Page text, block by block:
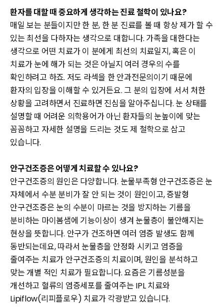
환자를 대할 때 중요하게 생각하는 진료 철학이 있나요?
매일 보는 분들이지만 한 분, 한 분 진료를 볼 때 항상 제가 할 수
있는 최선을 다하자는 생각으로 대합니다. 가족을 대한다는
생각으로 어떤 치료가 이 분에게 최선의 치료일지, 혹은 이
치료가 눈에 해가 되는 것은 아닐지 여러 경우의 수를
확인하려고 하죠. 저도 라섹을 한 안과전문의이기 때문에
환자의 입장을 이해할 수 있거든요. 그 분의 입장에 서서 처한
상황을 고려하면서 진료하면 진심을 알아주십니다. 눈 상태를
설명할 때 어려운 의학용어가 아닌 환자들의 눈높이에 맞는
꼼꼼하고 자세한 설명을 드리는 것도 제 철학으로 삼고
있습니다.
안구건조증은 어떻게 치료할 수 있나요?
안구건조증의 원인은 다양합니다. 눈물부족형 안구건조증은 눈
자체에서 수분 분비가 잘 안 되는 것이 원인이고, 증발형
안구건조증은 눈의 수분이 마르는 것을 방지하는 기름을
분비하는 마이봄샘에 기능이상이 생겨 눈물층이 불안해지는
현상을 뜻합니다. 안구가 건조하면 여러 염증 발생도 함께
동반되는데요, 따라서 눈물층을 안정화 시키고 염증을
줄여주는 치료가 안구건조증의 치료이며, 원인을 분석하고
맞는 개별 적인 치료가 필요합니다. 요즘은 기름성분을
개선하고 혈류의 염증세포를 줄여주는 IPL 치료와
Lipiflow(리피플로우) 치료가 각광받고 있습니다.